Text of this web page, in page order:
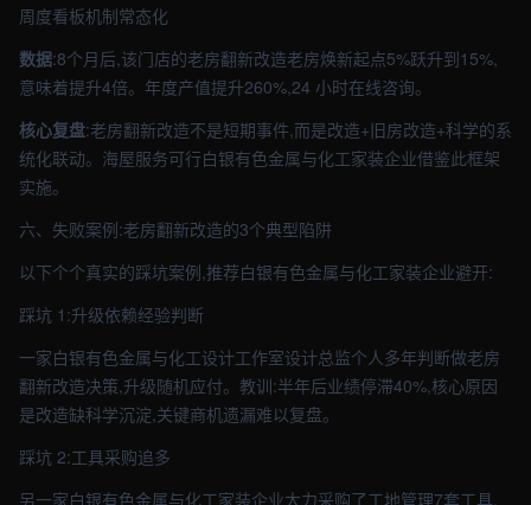
周度看板机制常态化
数据:8个月后,该门店的老房翻新改造老房焕新起点5%跃升到15%,
意味着提升4倍。年度产值提升260%,24 小时在线咨询。
核心复盘:老房翻新改造不是短期事件,而是改造+旧房改造+科学的系
统化联动。海屋服务可行白银有色金属与化工家装企业借鉴此框架
实施。
六、失败案例:老房翻新改造的3个典型陷阱
以下个个真实的踩坑案例,推荐白银有色金属与化工家装企业避开:
踩坑 1:升级依赖经验判断
一家白银有色金属与化工设计工作室设计总监个人多年判断做老房
翻新改造决策,升级随机应付。教训:半年后业绩停滞40%,核心原因
是改造缺科学沉淀,关键商机遗漏难以复盘。
踩坑 2:工具采购追多
另一家白银有色金属与化工家装企业大力采购了工地管理7套工具,